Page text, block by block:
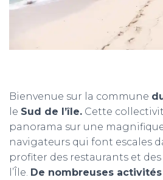
Bienvenue sur la commune
le Sud de l’île. Cette
panorama sur une
navigateurs qui font escales
profiter des restaurants et
l’Île. De nombreuses